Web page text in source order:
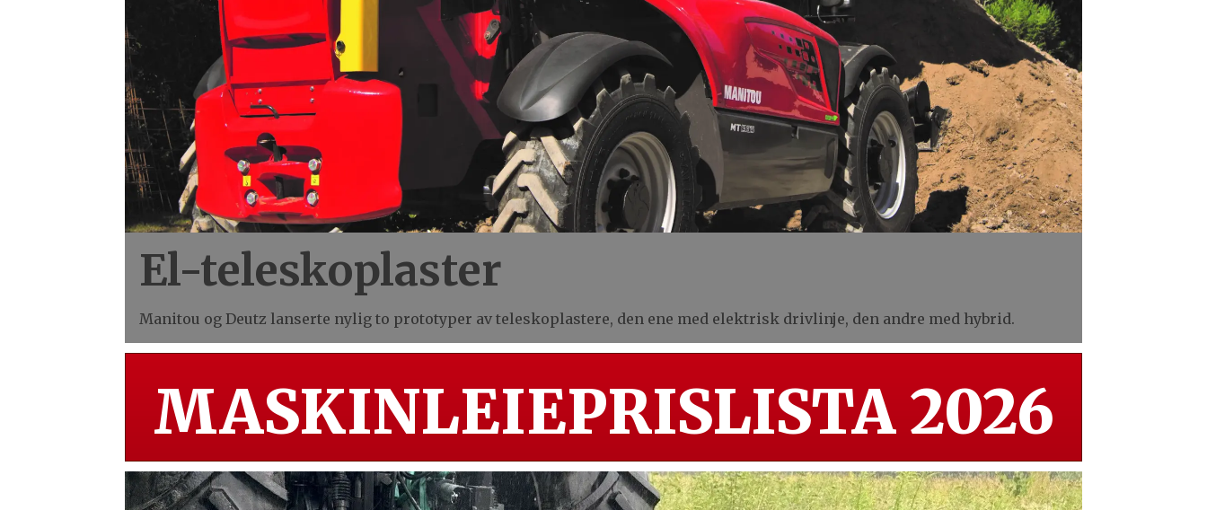
El-teleskoplaster
Manitou og Deutz lanserte nylig to prototyper av teleskoplastere, den ene med elektrisk drivlinje, den andre med hybrid.
MASKINLEIEPRISLISTA 2026